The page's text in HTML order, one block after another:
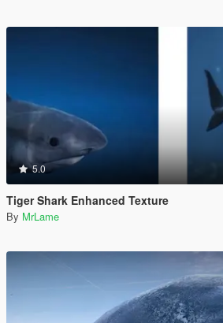
5.0
Tiger Shark Enhanced Texture
By MrLame